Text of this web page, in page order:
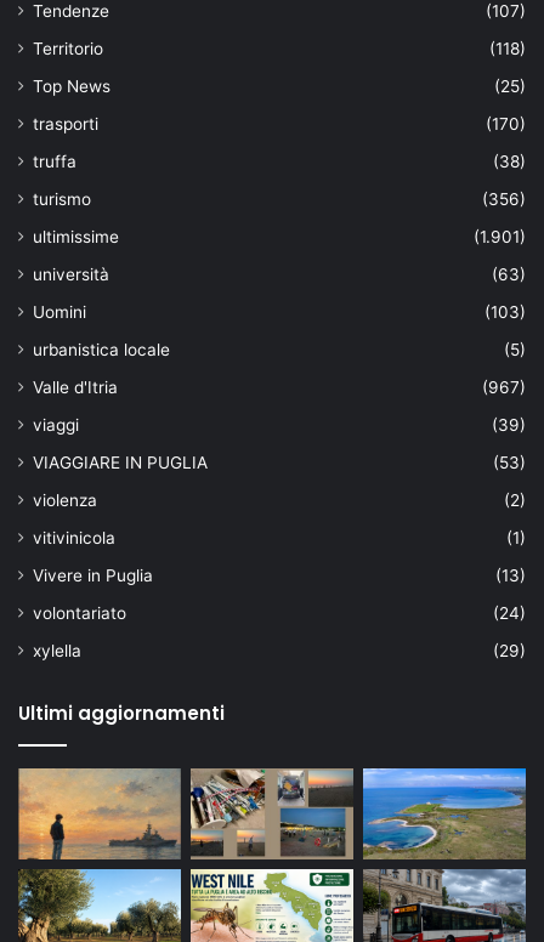
Tendenze
(107)
Territorio
(118)
Top News
(25)
trasporti
(170)
truffa
(38)
turismo
(356)
ultimissime
(1.901)
università
(63)
Uomini
(103)
urbanistica locale
(5)
Valle d'Itria
(967)
viaggi
(39)
VIAGGIARE IN PUGLIA
(53)
violenza
(2)
vitivinicola
(1)
Vivere in Puglia
(13)
volontariato
(24)
xylella
(29)
Ultimi aggiornamenti